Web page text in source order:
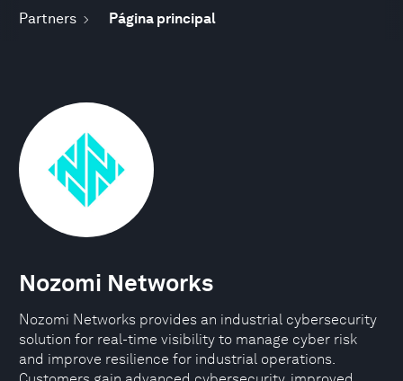
Partners Página principal
Nozomi Networks
Nozomi Networks provides an industrial cybersecurity
solution for real-time visibility to manage cyber risk
and improve resilience for industrial operations.